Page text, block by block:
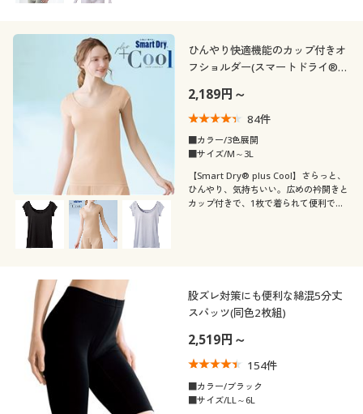
ひんやり快適機能のカップ付きオ
フショルダー(スマートドライ®
2,189円～
84件
■カラー/3色展開
■サイズ/M～3L
【Smart Dry® plus Cool】さらっと、
ひんやり、気持ちいい。広めの衿開きと
カップ付きで、1枚で着られて便利でラ
股ズレ対策にも便利な綿混5分丈
スパッツ(同色2枚組)
2,519円～
154件
■カラー/ブラック
■サイズ/LL～6L